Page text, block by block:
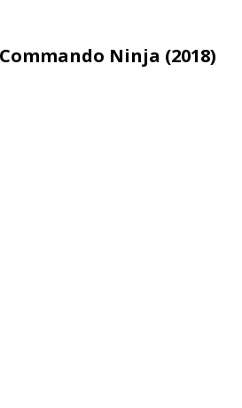
Ninja (2018)